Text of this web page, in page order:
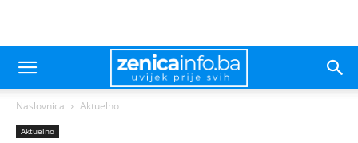
Naslovnica Aktuelno
Aktuelno